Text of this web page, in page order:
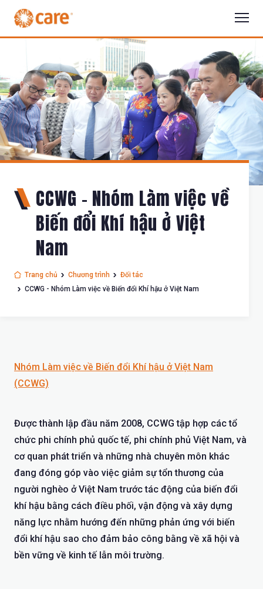
CCWG - Nhóm Làm việc về
Biến đổi Khí hậu ở Việt
Nam
Trang chủ Chương trình
Đối tác
CCWG - Nhóm Làm việc về Biến đổi Khí hậu ở Việt Nam
Nhóm Làm việc về Biến đổi Khí hậu ở Việt Nam
(CCWG)
Được thành lập đầu năm 2008, CCWG tập hợp các tổ
chức phi chính phủ quốc tế, phi chính phủ Việt Nam, và
cơ quan phát triển và những nhà chuyên môn khác
đang đóng góp vào việc giảm sự tổn thương của
người nghèo ở Việt Nam trước tác động của biến đổi
khí hậu bằng cách điều phối, vận động và xây dựng
năng lực nhằm hướng đến những phản ứng với biến
đổi khí hậu sao cho đảm bảo công bằng về xã hội và
bền vững về kinh tế lẫn môi trường.